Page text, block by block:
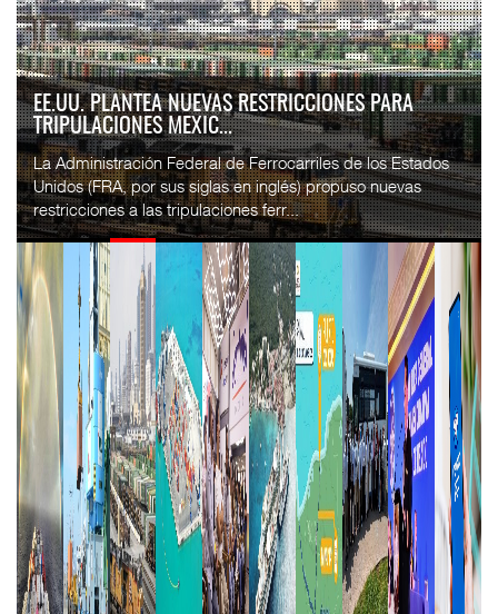
APM TERMINALS INCREMENTA EQUIPAMIENTO PARA
MOVIMIENTO DE CON...
El operador portuario global APM Terminals incorporó cinco
Terminal Trucks a su Terminal Especializada de
Contenedores (TEC) del puerto de Progreso, p...